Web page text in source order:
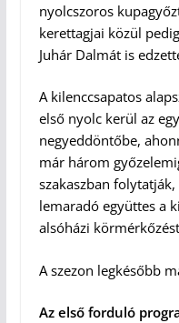
nyolcszoros
kerettagjai közül
Juhár Dalmát is
A kilenccsapatos
első nyolc kerül az
negyeddöntőbe,
már három
szakaszban
lemaradó együttes a
alsóházi
A szezon legkésőbb
Az első forduló